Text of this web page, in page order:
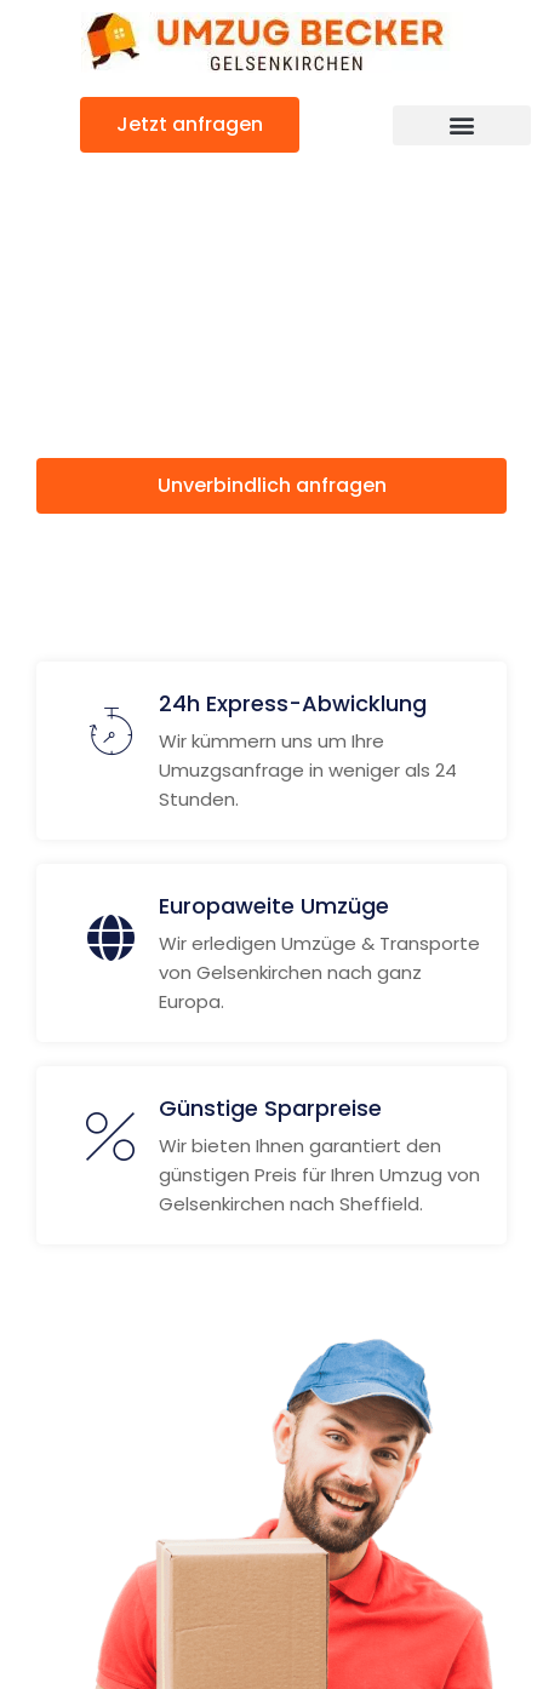
Jetzt anfragen
Unverbindlich anfragen
24h Express-Abwicklung
Wir kümmern uns um Ihre
Umuzgsanfrage in weniger als 24
Stunden.
Europaweite Umzüge
Wir erledigen Umzüge & Transporte
von Gelsenkirchen nach ganz
Europa.
Günstige Sparpreise
Wir bieten Ihnen garantiert den
günstigen Preis für Ihren Umzug von
Gelsenkirchen nach Sheffield.